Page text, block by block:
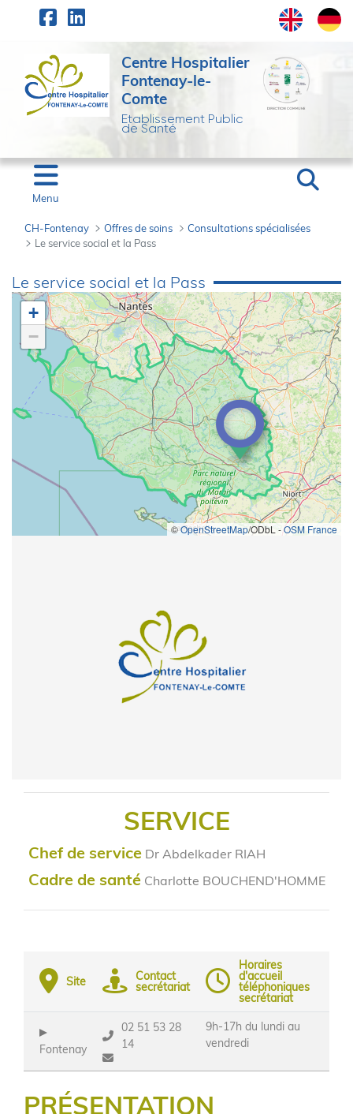
Saut au contenu principal
Centre Hospitalier
Fontenay-le-
Comte
Etablissement Public
de Santé
Menu
CH-Fontenay Offres de soins
Consultations spécialisées
Le service social et la Pass
Le service social et la
Le service social et la Pass
+
−
©OpenStreetMap/ODbL -OSM France
SERVICE
Chef de service Dr Abdelkader RIAH
Cadre de santé Charlotte BOUCHEND'HOMME
Site Contact
secrétariat
Horaires
d'accueil
téléphoniques
secrétariat
Fontenay
02 51 53 28
14
9h-17h du lundi au
vendredi
PRÉSENTATION
Panneau de gestion des cookies